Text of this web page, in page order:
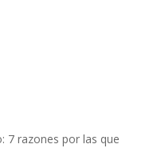
7 razones por las que